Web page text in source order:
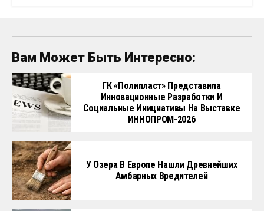
Вам Может Быть Интересно:
ГК «Полипласт» Представила
Инновационные Разработки И
Социальные Инициативы На Выставке
ИННОПРОМ-2026
У Озера В Европе Нашли Древнейших
Амбарных Вредителей